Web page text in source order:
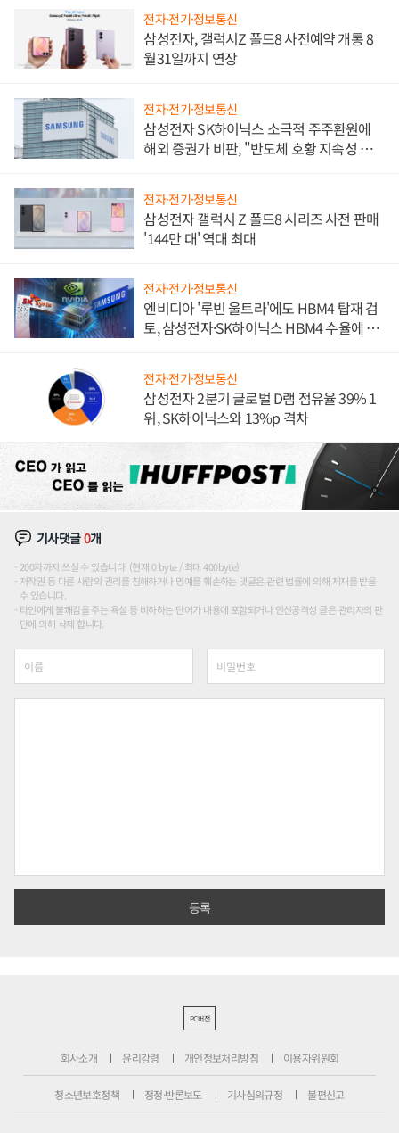
전자·전기·정보통신
삼성전자, 갤럭시Z 폴드8 사전예약 개통 8
월31일까지 연장
전자·전기·정보통신
삼성전자 SK하이닉스 소극적 주주환원에
해외 증권가 비판, "반도체 호황 지속성 의
전자·전기·정보통신
삼성전자 갤럭시 Z 폴드8 시리즈 사전 판매
'144만 대' 역대 최대
전자·전기·정보통신
엔비디아 '루빈 울트라'에도 HBM4 탑재 검
토, 삼성전자·SK하이닉스 HBM4 수율에 주
전자·전기·정보통신
삼성전자 2분기 글로벌 D램 점유율 39% 1
위, SK하이닉스와 13%p 격차
기사댓글0개
200자까지 쓰실 수 있습니다. (현재 0 byte / 최대 400byte)
저작권 등 다른 사람의 권리를 침해하거나 명예를 훼손하는 댓글은 관련 법률에 의해 제재를 받을
수 있습니다.
타인에게 불쾌감을 주는 욕설 등 비하하는 단어가 내용에 포함되거나 인신공격성 글은 관리자의 판
단에 의해 삭제 합니다.
PC버전
회사소개 윤리강령 개인정보처리방침 이용자위원회
청소년보호정책 정정·반론보도 기사심의규정 불편신고